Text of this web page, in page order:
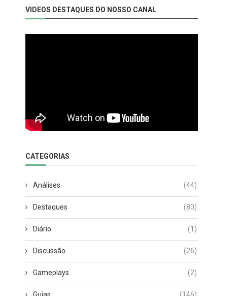
VIDEOS DESTAQUES DO NOSSO CANAL
CATEGORIAS
Análises (44)
Destaques (80)
Diário (1)
Discussão (26)
Gameplays (2)